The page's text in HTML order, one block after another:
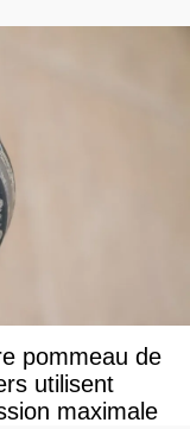
pommeau de
utilisent
maximale